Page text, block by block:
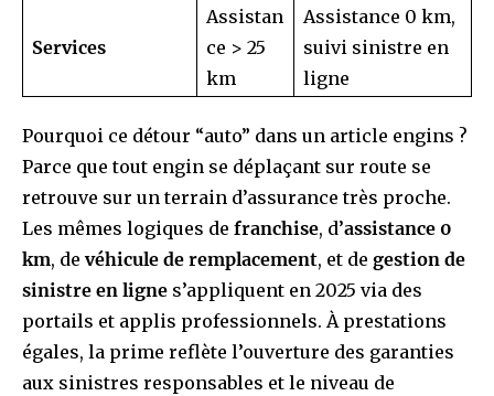
Services
Assistan
ce > 25
km
Assistance 0 km,
suivi sinistre en
ligne
Pourquoi ce détour “auto” dans un article engins ?
Parce que tout engin se déplaçant sur route se
retrouve sur un terrain d’assurance très proche.
Les mêmes logiques de franchise, d’assistance 0
km, devéhicule de remplacement, et de gestion de
sinistre en ligne s’appliquent en 2025 via des
portails et applis professionnels. À prestations
égales, la prime reflète l’ouverture des garanties
aux sinistres responsables et le niveau de